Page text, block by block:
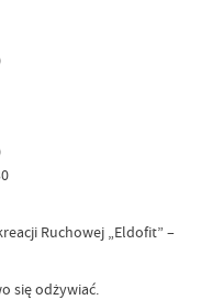
Ruchowej „Eldofit” –
się odżywiać.